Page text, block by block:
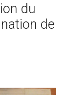
du
de